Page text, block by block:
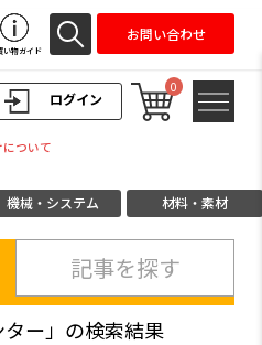
ログイン
0
い物ガイド
お問い合わせ
について
機械・システム 材料・素材
記事を探す
ター」の検索結果